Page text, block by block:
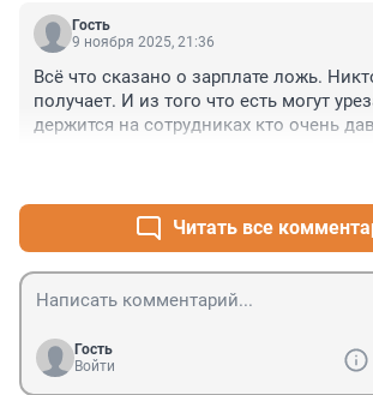
Гость
9 ноября 2025, 21:36
Всё что сказано о зарплате ложь.
получает. И из того что есть могут
держится на сотрудниках кто очень
пропорционально не растёт. Не
новенькие бегут роняя тапки. Работать
не имееть нервов. И документы могут
швырнуть и оскорбить, унизить легко,
слушаешь и принимаешь документы.
что сочтется обоснованной - минус
надбавки, очень большой процент.
Читать все
Гость
Войти